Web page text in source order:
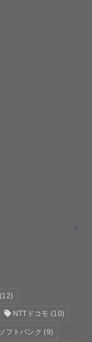
(12)
NTTドコモ (10)
フトバンク (9)